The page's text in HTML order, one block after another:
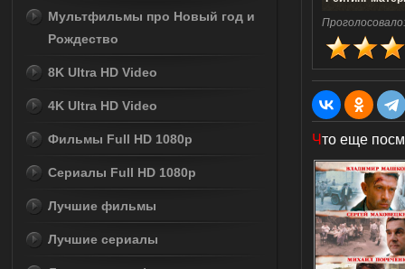
Что еще
Мультфильмы про Новый год и
Рождество
8K Ultra HD Video
4K Ultra HD Video
Фильмы Full HD 1080p
Сериалы Full HD 1080p
Лучшие фильмы
Лучшие сериалы